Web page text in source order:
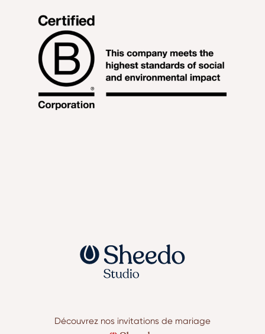
Découvrez nos invitations de mariage